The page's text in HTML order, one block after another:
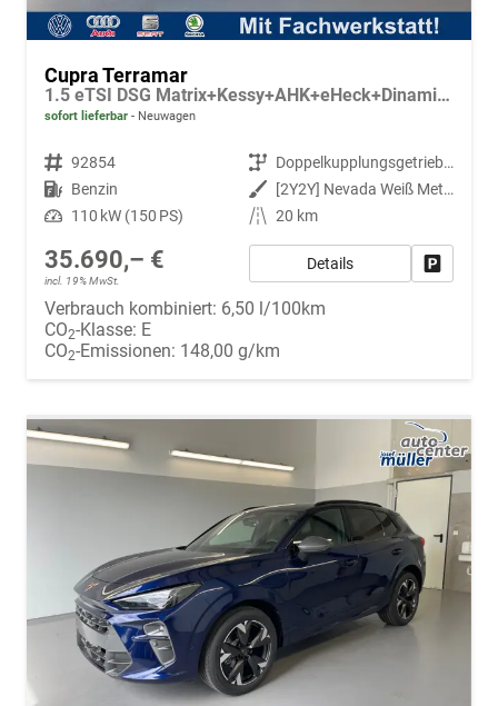
Cupra Terramar
1.5 eTSI DSG Matrix+Kessy+AHK+eHeck+Dinamica+CarPlay+eHeck+GV5
sofort lieferbar Neuwagen
Fahrzeugnr. 92854 Getriebe
Doppelkupplungsgetriebe (DSG)
Kraftstoff Benzin Außenfarbe
[2Y2Y] Nevada Weiß Metallic
Leistung 110 kW (150 PS) Kilometerstand 20 km
35.690,– €
incl. 19% MwSt.
Details
Verbrauch kombiniert: 6,50 l/100km
CO2-Klasse: E
CO2-Emissionen: 148,00 g/km